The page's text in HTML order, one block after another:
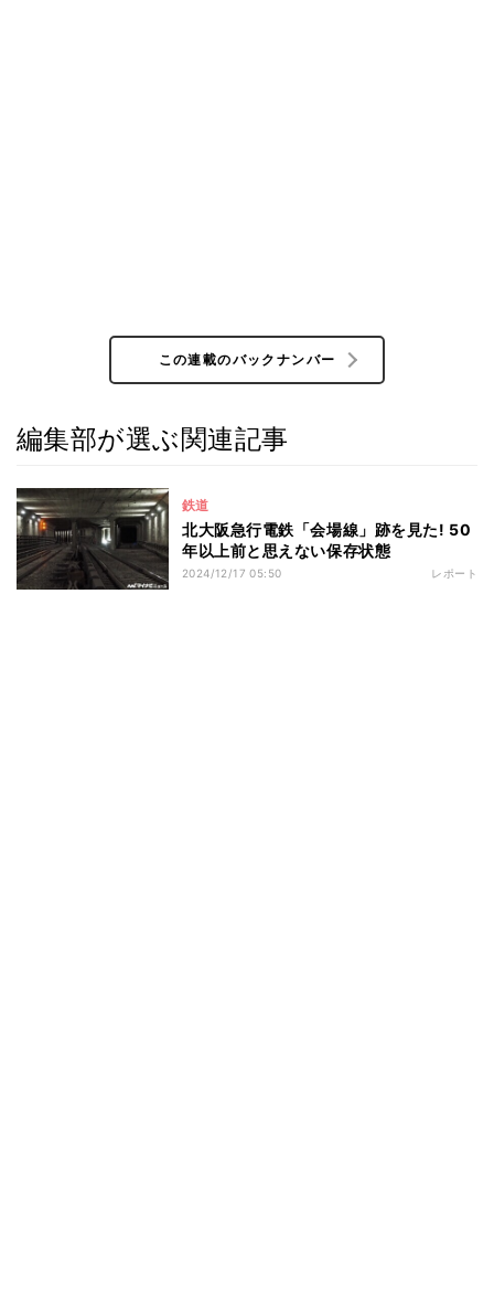
この連載のバックナンバー
編集部が選ぶ関連記事
鉄道
北大阪急行電鉄「会場線」跡を見た! 50
年以上前と思えない保存状態
2024/12/17 05:50 レポート